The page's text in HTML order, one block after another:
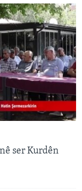
ser Kurdên